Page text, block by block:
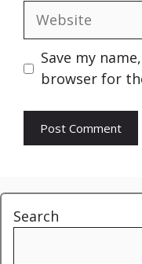
Website
Save my
browser for
Search